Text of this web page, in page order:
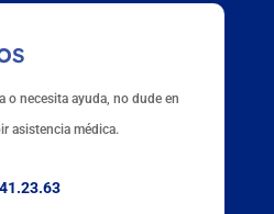
o necesita ayuda, no dude en
asistencia médica.